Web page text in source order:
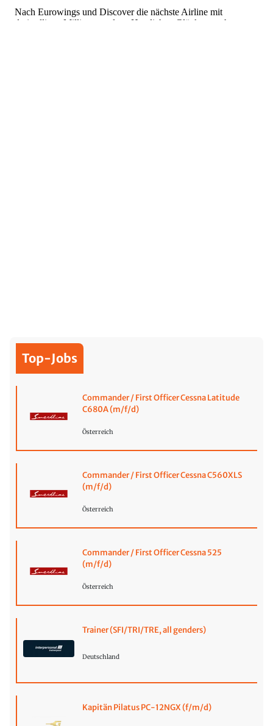
Top-Jobs
Commander / First Officer Cessna Latitude
C680A (m/f/d)
Österreich
Commander / First Officer Cessna C560XLS
(m/f/d)
Österreich
Commander / First Officer Cessna 525
(m/f/d)
Österreich
Trainer (SFI/TRI/TRE, all genders)
Deutschland
Kapitän Pilatus PC-12NGX (f/m/d)